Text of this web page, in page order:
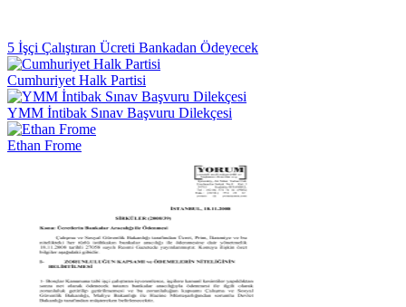
5 İşçi Çalıştıran Ücreti Bankadan Ödeyecek
Cumhuriyet Halk Partisi
YMM İntibak Sınav Başvuru Dilekçesi
Ethan Frome